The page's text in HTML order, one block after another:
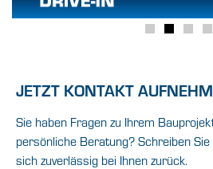
JETZT KONTAKT
Sie haben Fragen zu Ihrem
persönliche Beratung? Schreiben
sich zuverlässig bei Ihnen zurück.